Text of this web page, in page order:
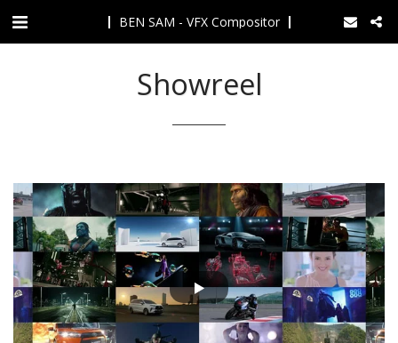
BEN SAM - VFX Compositor
Showreel